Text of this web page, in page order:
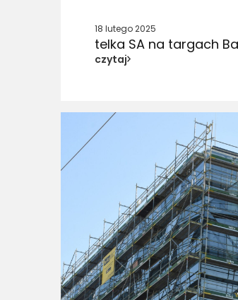
18 lutego 2025
telka SA na targach
czytaj